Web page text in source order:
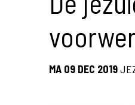
MA 09 DEC 2019